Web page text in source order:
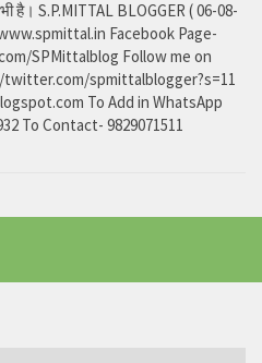
है। S.P.MITTAL BLOGGER ( 06-08-
Facebook Page-
SPMittalblog Follow me on
spmittalblogger?s=11
To Add in WhatsApp
To Contact- 9829071511